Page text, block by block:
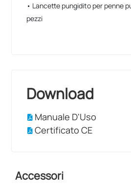
• Lancette pungidito per penne
pezzi
Download
Manuale D'Uso
Certificato CE
Accessori